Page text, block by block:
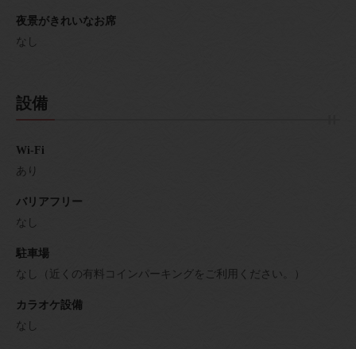
夜景がきれいなお席
なし
設備
Wi-Fi
あり
バリアフリー
なし
駐車場
なし（近くの有料コインパーキングをご利用ください。）
カラオケ設備
なし